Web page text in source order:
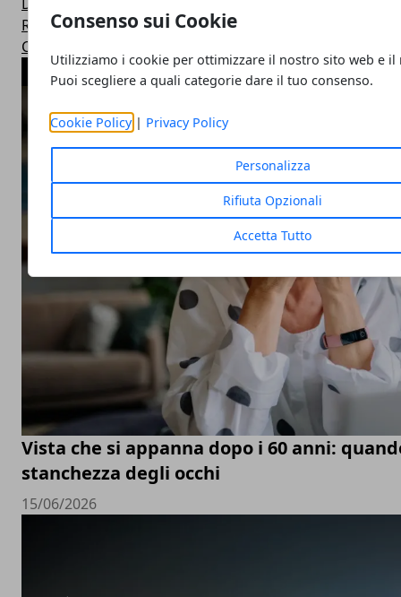
Consenso sui Cookie
Utilizziamo i cookie per ottimizzare il nostro sito web e il
Puoi scegliere a quali categorie dare il tuo consenso.
Cookie Policy| Privacy Policy
Personalizza
Rifiuta Opzionali
Accetta Tutto
Ricette Dietetiche Light
Corsi Fitness in Palestra
ARTICOLI POPOLARI
Vista che si appanna dopo i 60 anni:
stanchezza degli occhi
15/06/2026